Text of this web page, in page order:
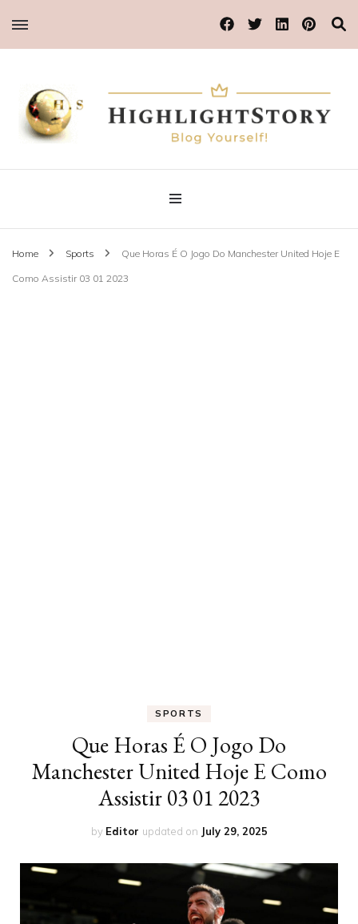
Highlight Story
Blog Yourself!
Home Sports Que Horas É O Jogo Do Manchester United Hoje E
Como Assistir 03 01 2023
SPORTS
Que Horas É O Jogo Do
Manchester United Hoje E Como
Assistir 03 01 2023
by Editor updated on July 29, 2025